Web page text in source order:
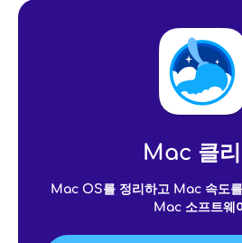
Mac 클리
Mac OS를 정리하고 Mac 속도
Mac 소프트웨